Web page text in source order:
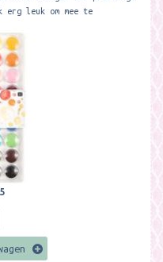
erg leuk om mee te